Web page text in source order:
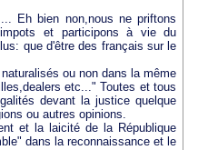
Eh bien non,nous ne priftons
et participons à vie du
que d'être des français sur le
ou non dans la même
etc..." Toutes et tous
devant la justice quelque
ou autres opinions.
et la laicité de la République
dans la reconnaissance et le